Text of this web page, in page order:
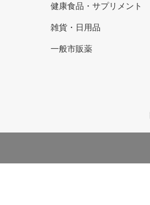
健康食品・サプリメント
雑貨・日用品
一般市販薬